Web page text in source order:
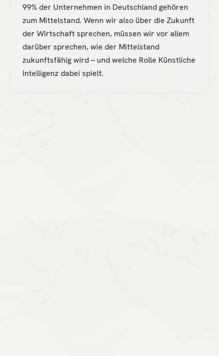
99% der Unternehmen in Deutschland gehören
zum Mittelstand. Wenn wir also über die Zukunft
der Wirtschaft sprechen, müssen wir vor allem
darüber sprechen, wie der Mittelstand
zukunftsfähig wird – und welche Rolle Künstliche
Intelligenz dabei spielt.